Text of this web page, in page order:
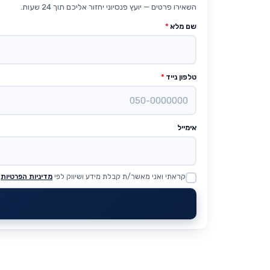
השאירו פרטים — יועץ פנסיוני יחזור אליכם תוך 24 שעות.
שם מלא *
טלפון נייד *
אימייל
Website
קראתי ואני מאשר/ת קבלת מידע ושיווק לפי מדיניות הפרטיות